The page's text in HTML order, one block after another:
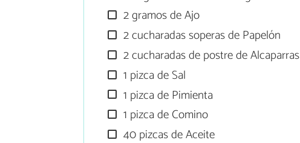
2 gramos de Ajo
2 cucharadas soperas de Papelón
2 cucharadas de postre de Alcaparras
1 pizca de Sal
1 pizca de Pimienta
1 pizca de Comino
40 pizcas de Aceite